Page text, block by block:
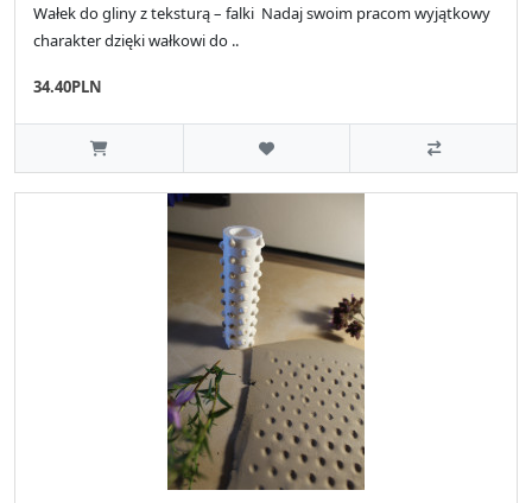
Wałek do gliny z teksturą – falki Nadaj swoim pracom wyjątkowy
charakter dzięki wałkowi do ..
34.40PLN